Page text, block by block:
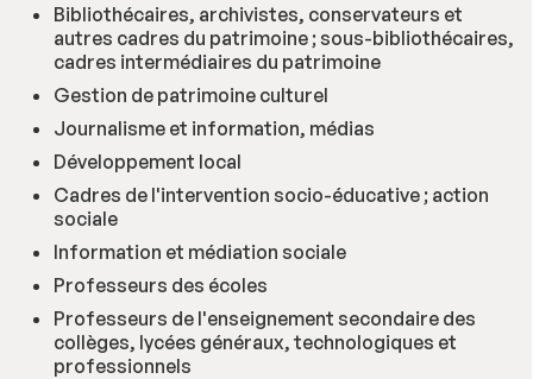
Bibliothécaires, archivistes, conservateurs et
autres cadres du patrimoine ; sous-bibliothécaires,
cadres intermédiaires du patrimoine
Gestion de patrimoine culturel
Journalisme et information, médias
Développement local
Cadres de l'intervention socio-éducative ; action
sociale
Information et médiation sociale
Professeurs des écoles
Professeurs de l'enseignement secondaire des
collèges, lycées généraux, technologiques et
professionnels